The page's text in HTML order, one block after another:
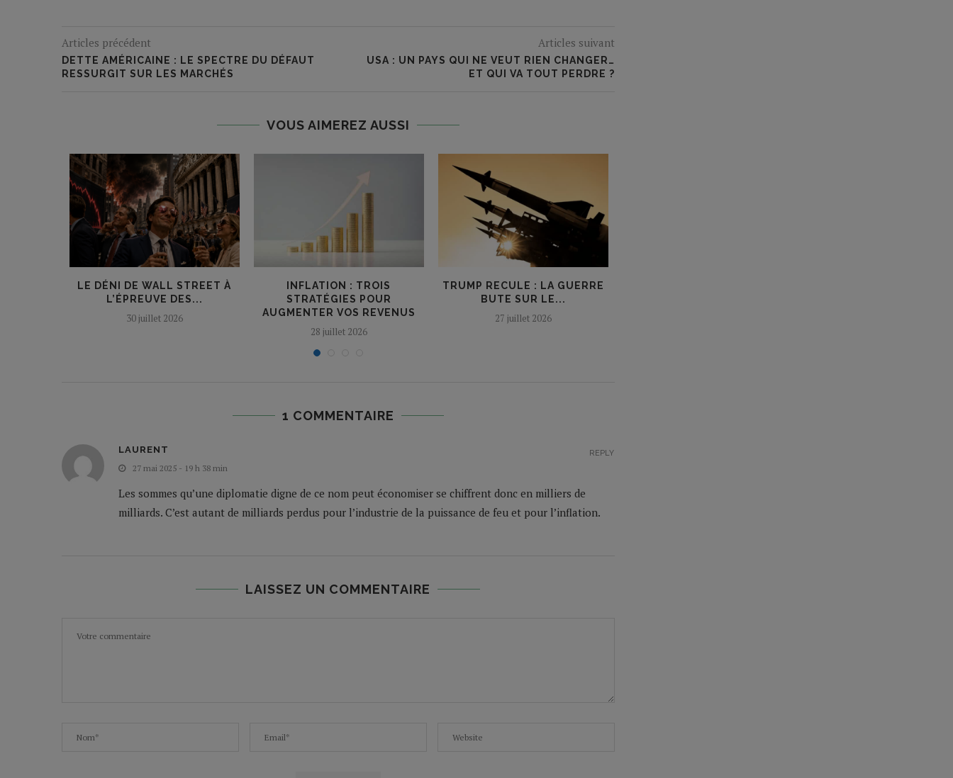
Articles précédent
DETTE AMÉRICAINE : LE SPECTRE DU DÉFAUT
RESSURGIT SUR LES MARCHÉS
Articles suivant
USA : UN PAYS QUI NE VEUT RIEN CHANGER…
ET QUI VA TOUT PERDRE ?
VOUS AIMEREZ AUSSI
LE DÉNI DE WALL STREET À
L’ÉPREUVE DES...
30 juillet 2026
INFLATION : TROIS
STRATÉGIES POUR
AUGMENTER VOS REVENUS
28 juillet 2026
TRUMP RECULE : LA GUERRE
BUTE SUR LE...
27 juillet 2026
1 COMMENTAIRE
LAURENT
27 mai 2025 - 19 h 38 min
Les sommes qu’une diplomatie digne de ce nom peut économiser se chiffrent donc en milliers de
milliards. C’est autant de milliards perdus pour l’industrie de la puissance de feu et pour l’inflation.
REPLY
LAISSEZ UN COMMENTAIRE